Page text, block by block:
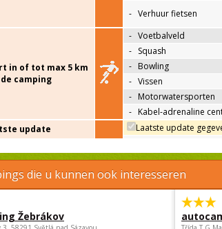
- Verhuur fietsen
in of tot max 5 km
camping
- Voetbalveld
- Squash
- Bowling
- Vissen
- Motorwatersporten
- Kabel-adrenaline
update
Laatste update
die u kunnen ook interesseren
Žebrákov